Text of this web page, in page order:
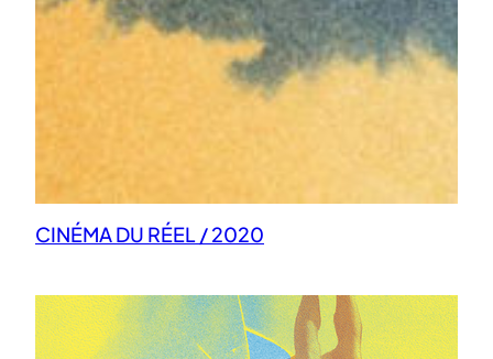
CINÉMA DU RÉEL / 2020